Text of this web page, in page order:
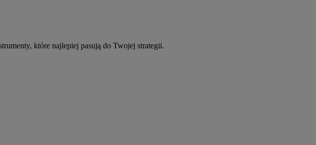
które najlepiej pasują do Twojej strategii.